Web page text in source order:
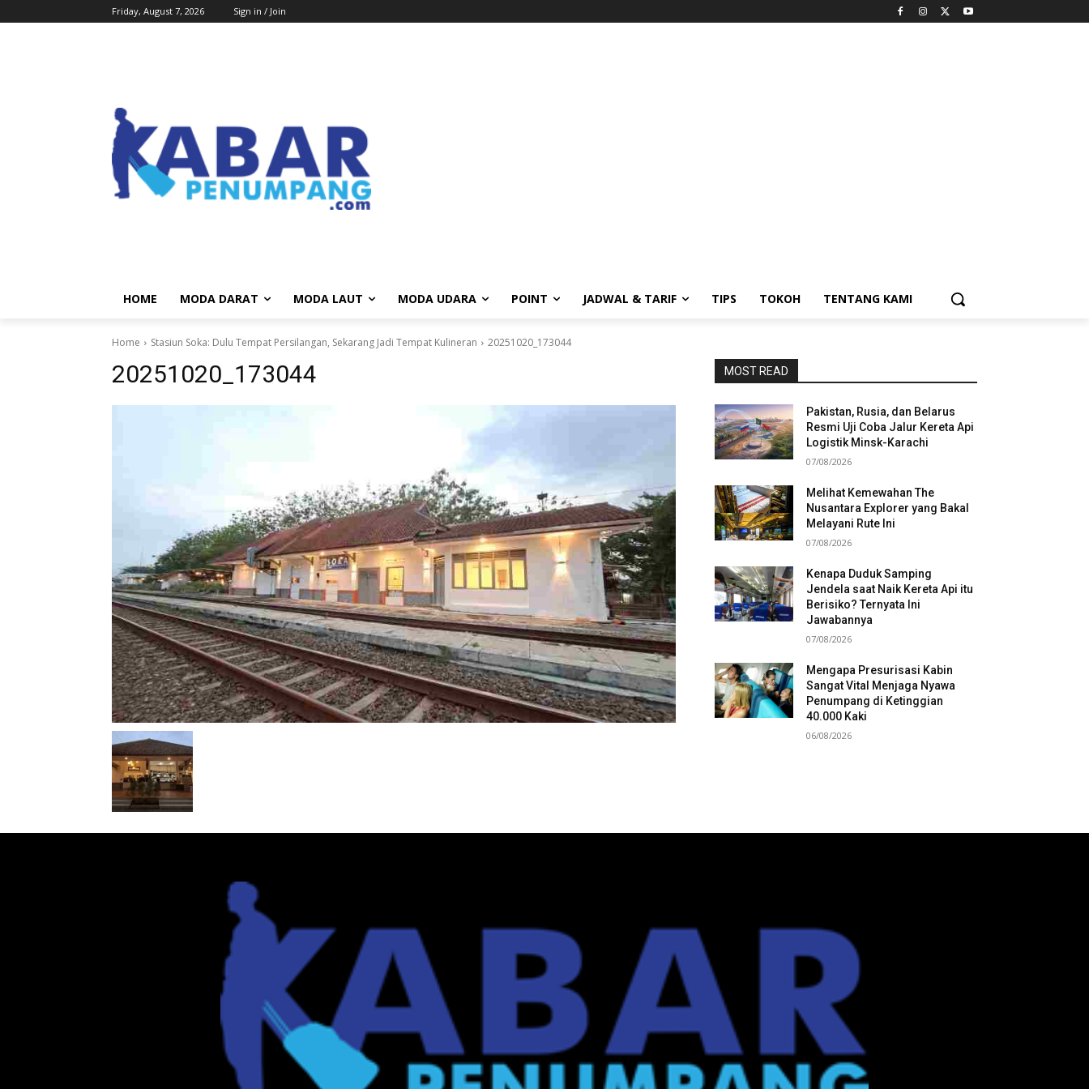
Friday, August 7, 2026 Sign in / Join
HOME MODA DARAT MODA LAUT MODA UDARA POINT JADWAL & TARIF TIPS TOKOH TENTANG KAMI
Home Stasiun Soka: Dulu Tempat Persilangan, Sekarang Jadi Tempat Kulineran 20251020_173044
20251020_173044 MOST READ
Pakistan, Rusia, dan Belarus
Resmi Uji Coba Jalur Kereta Api
Logistik Minsk-Karachi
07/08/2026
Melihat Kemewahan The
Nusantara Explorer yang Bakal
Melayani Rute Ini
07/08/2026
Kenapa Duduk Samping
Jendela saat Naik Kereta Api itu
Berisiko? Ternyata Ini
Jawabannya
07/08/2026
Mengapa Presurisasi Kabin
Sangat Vital Menjaga Nyawa
Penumpang di Ketinggian
40.000 Kaki
06/08/2026